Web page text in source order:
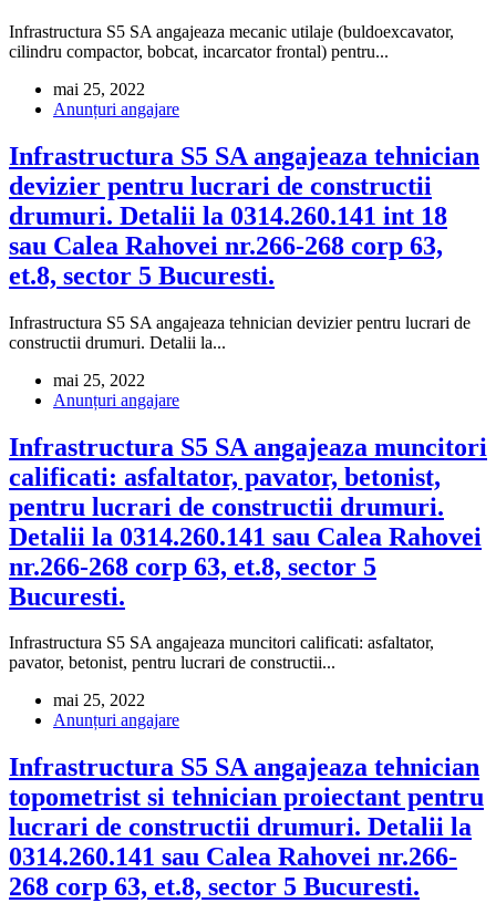
Infrastructura S5 SA angajeaza mecanic utilaje (buldoexcavator,
cilindru compactor, bobcat, incarcator frontal) pentru...
mai 25, 2022
Anunțuri angajare
Infrastructura S5 SA angajeaza tehnician
devizier pentru lucrari de constructii
drumuri. Detalii la 0314.260.141 int 18
sau Calea Rahovei nr.266-268 corp 63,
et.8, sector 5 Bucuresti.
Infrastructura S5 SA angajeaza tehnician devizier pentru lucrari de
constructii drumuri. Detalii la...
mai 25, 2022
Anunțuri angajare
Infrastructura S5 SA angajeaza muncitori
calificati: asfaltator, pavator, betonist,
pentru lucrari de constructii drumuri.
Detalii la 0314.260.141 sau Calea Rahovei
nr.266-268 corp 63, et.8, sector 5
Bucuresti.
Infrastructura S5 SA angajeaza muncitori calificati: asfaltator,
pavator, betonist, pentru lucrari de constructii...
mai 25, 2022
Anunțuri angajare
Infrastructura S5 SA angajeaza tehnician
topometrist si tehnician proiectant pentru
lucrari de constructii drumuri. Detalii la
0314.260.141 sau Calea Rahovei nr.266-
268 corp 63, et.8, sector 5 Bucuresti.